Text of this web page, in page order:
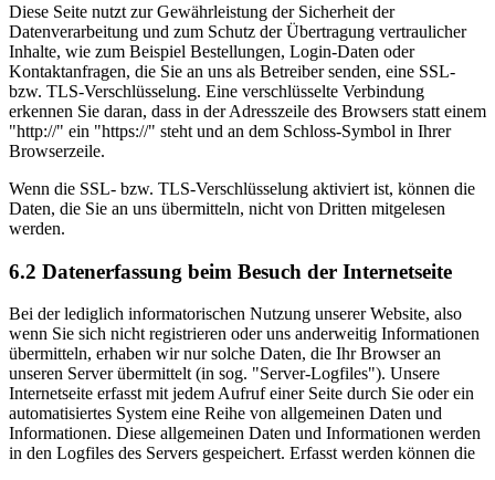
Diese Seite nutzt zur Gewährleistung der Sicherheit der
Datenverarbeitung und zum Schutz der Übertragung vertraulicher
Inhalte, wie zum Beispiel Bestellungen, Login-Daten oder
Kontaktanfragen, die Sie an uns als Betreiber senden, eine SSL-
bzw. TLS-Verschlüsselung. Eine verschlüsselte Verbindung
erkennen Sie daran, dass in der Adresszeile des Browsers statt einem
"http://" ein "https://" steht und an dem Schloss-Symbol in Ihrer
Browserzeile.
Wenn die SSL- bzw. TLS-Verschlüsselung aktiviert ist, können die
Daten, die Sie an uns übermitteln, nicht von Dritten mitgelesen
werden.
6.2 Datenerfassung beim Besuch der Internetseite
Bei der lediglich informatorischen Nutzung unserer Website, also
wenn Sie sich nicht registrieren oder uns anderweitig Informationen
übermitteln, erhaben wir nur solche Daten, die Ihr Browser an
unseren Server übermittelt (in sog. "Server-Logfiles"). Unsere
Internetseite erfasst mit jedem Aufruf einer Seite durch Sie oder ein
automatisiertes System eine Reihe von allgemeinen Daten und
Informationen. Diese allgemeinen Daten und Informationen werden
in den Logfiles des Servers gespeichert. Erfasst werden können die